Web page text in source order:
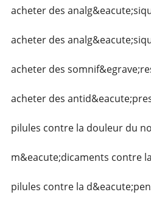
acheter des
acheter des
acheter des
acheter des
pilules contre la douleur du
m&eacute;dicaments contre
pilules contre la